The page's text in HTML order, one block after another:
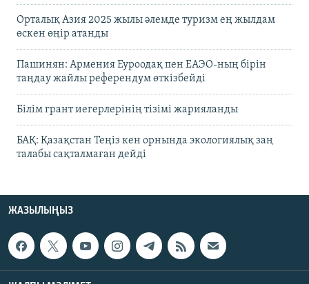
Орталық Азия 2025 жылы әлемде туризм ең жылдам
өскен өңір атанды
Пашинян: Армения Еуроодақ пен ЕАЭО-ның бірін
таңдау жайлы референдум өткізбейді
Білім грант иегерлерінің тізімі жарияланды
БАҚ: Қазақстан Теңіз кен орнында экологиялық заң
талабы сақталмаған дейді
ЖАЗЫЛЫҢЫЗ